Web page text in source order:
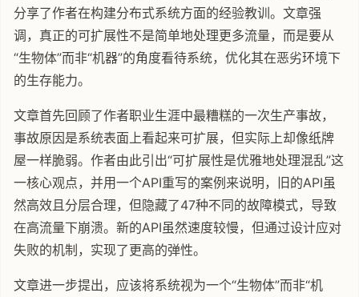
分享了作者在构建分布式系统方面的经验教训。文章强
调，真正的可扩展性不是简单地处理更多流量，而是要从
“生物体”而非“机器”的角度看待系统，优化其在恶劣环境下
的生存能力。
文章首先回顾了作者职业生涯中最糟糕的一次生产事故，
事故原因是系统表面上看起来可扩展，但实际上却像纸牌
屋一样脆弱。作者由此引出“可扩展性是优雅地处理混乱”这
一核心观点，并用一个API重写的案例来说明，旧的API虽
然高效且分层合理，但隐藏了47种不同的故障模式，导致
在高流量下崩溃。新的API虽然速度较慢，但通过设计应对
失败的机制，实现了更高的弹性。
文章进一步提出，应该将系统视为一个“生物体”而非“机